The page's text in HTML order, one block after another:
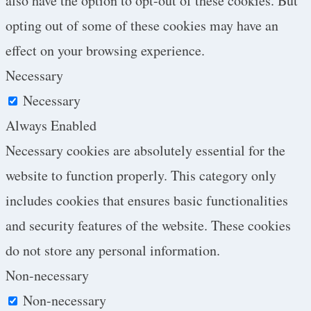
opting out of some of these cookies may have an
effect on your browsing experience.
Necessary
Necessary
Always Enabled
Necessary cookies are absolutely essential for the
website to function properly. This category only
includes cookies that ensures basic functionalities
and security features of the website. These cookies
do not store any personal information.
Non-necessary
Non-necessary